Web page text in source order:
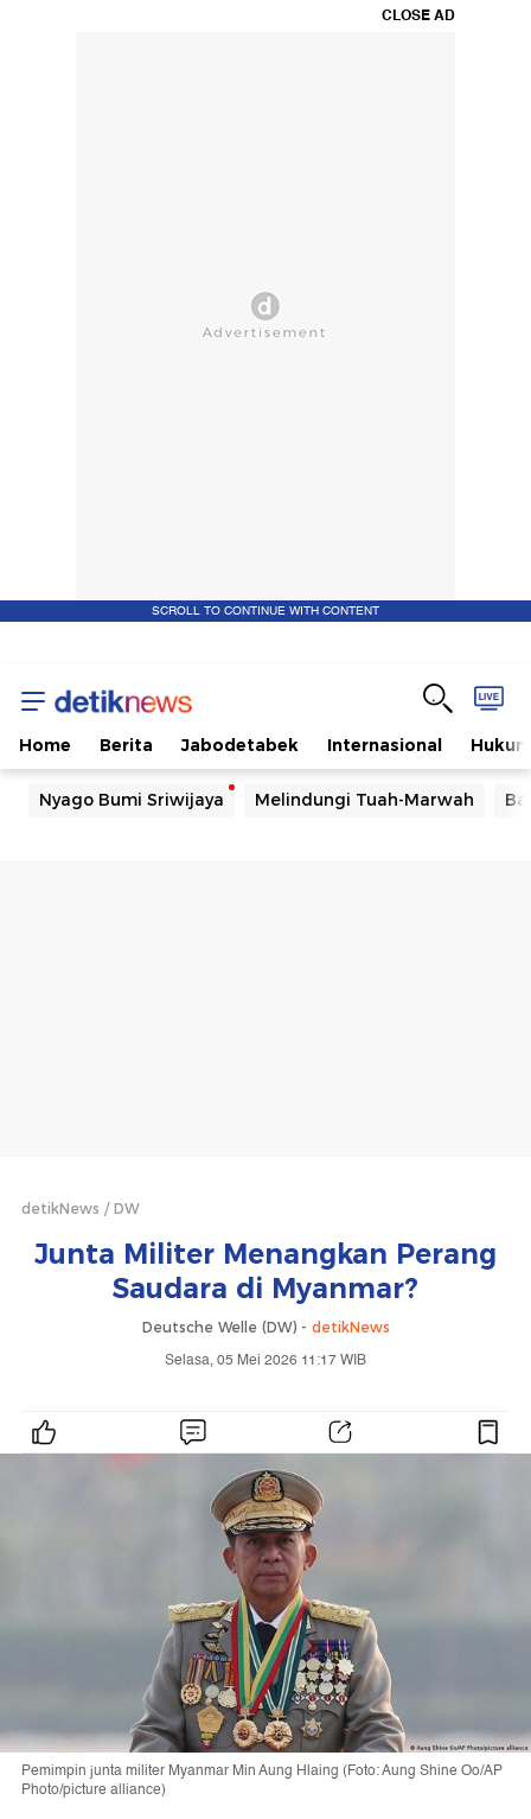
CLOSE AD
SCROLL TO CONTINUE WITH CONTENT
Home Berita Jabodetabek Internasional Hukum
Nyago Bumi Sriwijaya Melindungi Tuah-Marwah
detikNews DW
Junta Militer Menangkan Perang
Saudara di Myanmar?
Deutsche Welle (DW) - detikNews
Selasa, 05 Mei 2026 11:17 WIB
Pemimpin junta militer Myanmar Min Aung Hlaing (Foto: Aung Shine Oo/AP
Photo/picture alliance)